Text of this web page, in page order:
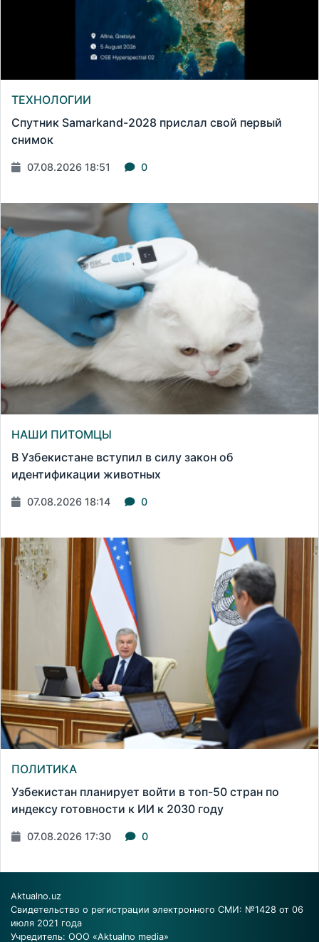
ТЕХНОЛОГИИ
Спутник Samarkand-2028 прислал свой первый
снимок
07.08.2026 18:51 0
НАШИ ПИТОМЦЫ
В Узбекистане вступил в силу закон об
идентификации животных
07.08.2026 18:14 0
ПОЛИТИКА
Узбекистан планирует войти в топ-50 стран по
индексу готовности к ИИ к 2030 году
07.08.2026 17:30 0
Aktualno.uz
Свидетельство о регистрации электронного СМИ: №1428 от 06
июля 2021 года
Учредитель: ООО «Aktualno media»